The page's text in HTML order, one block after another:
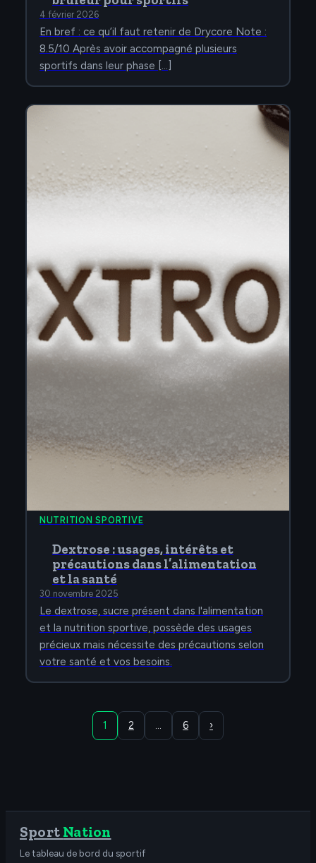
4 février 2026
En bref : ce qu’il faut retenir de Drycore Note :
8.5/10 Après avoir accompagné plusieurs
sportifs dans leur phase […]
NUTRITION SPORTIVE
Dextrose : usages, intérêts et
précautions dans l’alimentation
et la santé
30 novembre 2025
Le dextrose, sucre présent dans l'alimentation
et la nutrition sportive, possède des usages
précieux mais nécessite des précautions selon
votre santé et vos besoins.
1 2 … 6 ›
Sport Nation
Le tableau de bord du sportif